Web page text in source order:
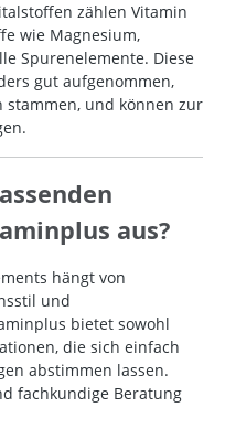
zählen Vitamin
wie Magnesium,
Spurenelemente. Diese
gut aufgenommen,
und können zur
aus?
hängt von
und
bietet sowohl
die sich einfach
abstimmen lassen.
fachkundige Beratung